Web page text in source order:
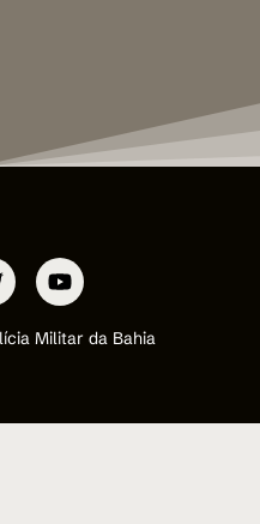
Militar da Bahia